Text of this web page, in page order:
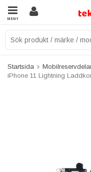
MENY
Startsida
iPhone 11 Lightning